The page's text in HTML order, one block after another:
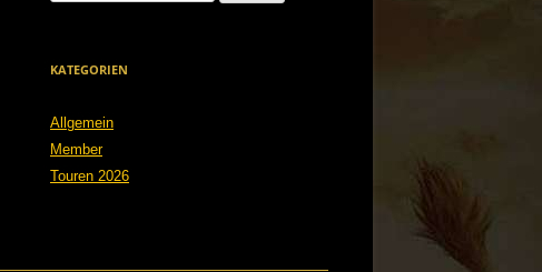
KATEGORIEN
Allgemein
Member
Touren 2026